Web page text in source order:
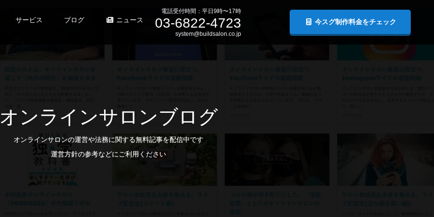
サービス ブログ ニュース 今スグ制作料金をチェック
電話受付時間：平日9時〜17時
03-6822-4723
system@buildsalon.co.jp
ンラインサロンブログ
オンラインサロンの運営や法務に関する無料記事を配信中です
運営方針の参考などにご利用ください